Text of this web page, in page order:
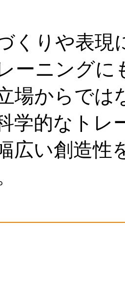
くりや表
ーニングに
場からでは
学的なトレ
広い創造性